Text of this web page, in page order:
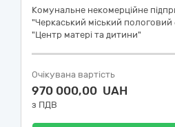
Комунальне некомерційне
"Черкаський міський пологовий
"Центр матері та дитини"
Очікувана вартість
970 000,00 UAH
з ПДВ